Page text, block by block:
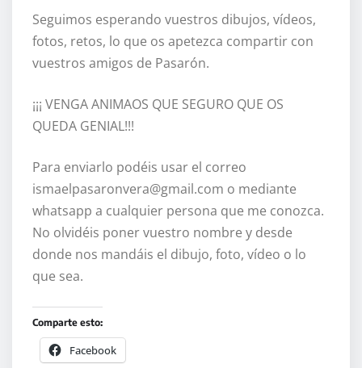
Seguimos esperando vuestros dibujos, vídeos,
fotos, retos, lo que os apetezca compartir con
vuestros amigos de Pasarón.
¡¡¡ VENGA ANIMAOS QUE SEGURO QUE OS
QUEDA GENIAL!!!
Para enviarlo podéis usar el correo
ismaelpasaronvera@gmail.com o mediante
whatsapp a cualquier persona que me conozca.
No olvidéis poner vuestro nombre y desde
donde nos mandáis el dibujo, foto, vídeo o lo
que sea.
Comparte esto:
Facebook